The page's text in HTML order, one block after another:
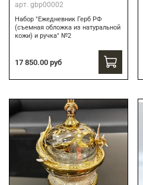
арт. gbp00002
Набор "Ежедневник Герб РФ
(съемная обложка из натуральной
кожи) и ручка" №2
17 850.00 руб